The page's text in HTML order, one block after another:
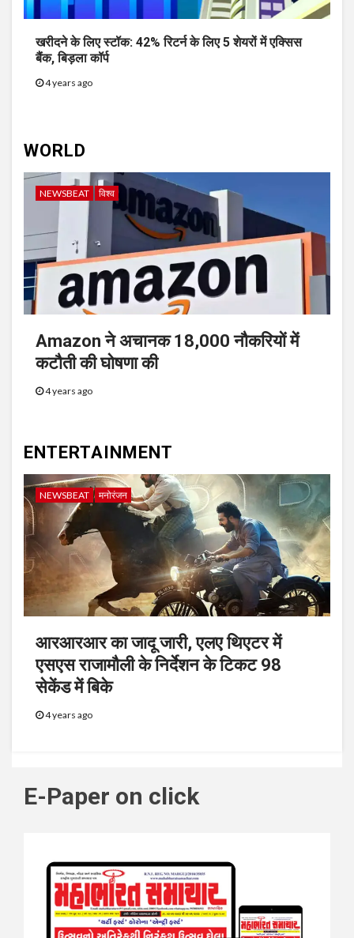
खरीदने के लिए स्टॉक: 42% रिटर्न के लिए 5 शेयरों में एक्सिस
बैंक, बिड़ला कॉर्प
4 years ago
WORLD
NEWSBEAT विश्व
Amazon ने अचानक 18,000 नौकरियों में
कटौती की घोषणा की
4 years ago
ENTERTAINMENT
NEWSBEAT मनोरंजन
आरआरआर का जादू जारी, एलए थिएटर में
एसएस राजामौली के निर्देशन के टिकट 98
सेकेंड में बिके
4 years ago
E-Paper on click